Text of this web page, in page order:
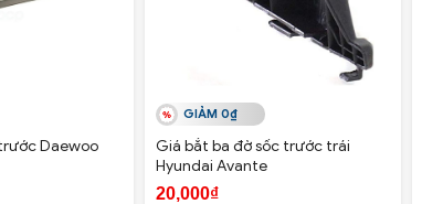
Daewoo
GIẢM 0₫
Giá bắt ba đờ sốc trước trái
Hyundai Avante
20,000₫